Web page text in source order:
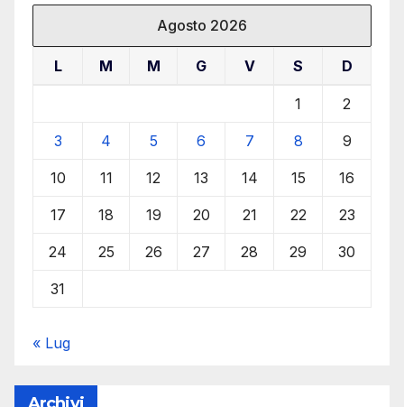
Agosto 2026
L M M G V S D
1 2
3 4 5 6 7 8 9
10 11 12 13 14 15 16
17 18 19 20 21 22 23
24 25 26 27 28 29 30
31
« Lug